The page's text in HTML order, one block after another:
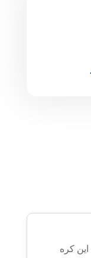
.
کره